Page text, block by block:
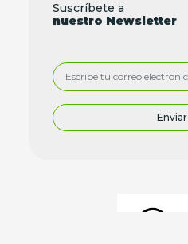
Suscríbete a
nuestro Newsletter
Enviar